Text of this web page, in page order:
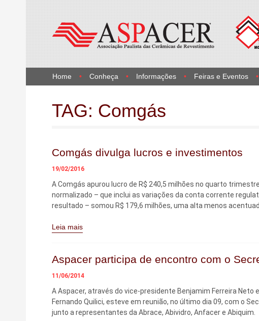
Home Conheça Informações Feiras e Eventos
TAG: Comgás
Comgás divulga lucros e investimentos
19/02/2016
A Comgás apurou lucro de R$ 240,5 milhões no quarto
normalizado – que inclui as variações da conta corrente
resultado – somou R$ 179,6 milhões, uma alta menos
Leia mais
Aspacer participa de encontro com o
11/06/2014
A Aspacer, através do vice-presidente Benjamim Ferreira
Fernando Quilici, esteve em reunião, no último dia 09, com o
junto a representantes da Abrace, Abividro, Anfacer e Abiquim.